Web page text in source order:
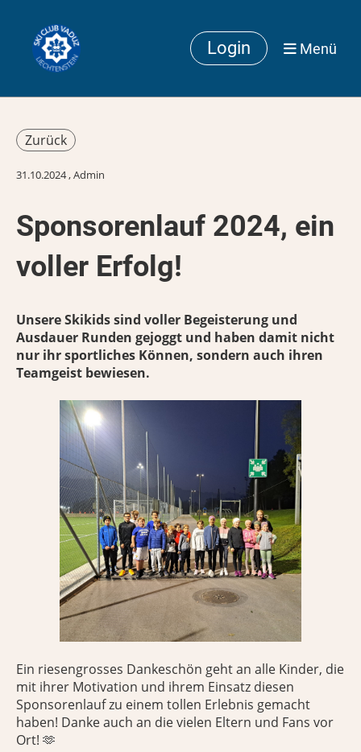
Login Menü
Zurück
31.10.2024, Admin
Sponsorenlauf 2024, ein
voller Erfolg!
Unsere Skikids sind voller Begeisterung und
Ausdauer Runden gejoggt und haben damit nicht
nur ihr sportliches Können, sondern auch ihren
Teamgeist bewiesen.
Ein riesengrosses Dankeschön geht an alle Kinder, die
mit ihrer Motivation und ihrem Einsatz diesen
Sponsorenlauf zu einem tollen Erlebnis gemacht
haben! Danke auch an die vielen Eltern und Fans vor
Ort! 🫶